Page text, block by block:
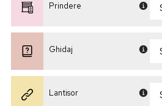
Prindere
Ghidaj
Lantisor